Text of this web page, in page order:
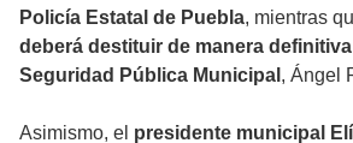
Policía Estatal de Puebla, mientras
deberá destituir de manera
Seguridad Pública Municipal , Ángel
Asimismo, el presidente municipal